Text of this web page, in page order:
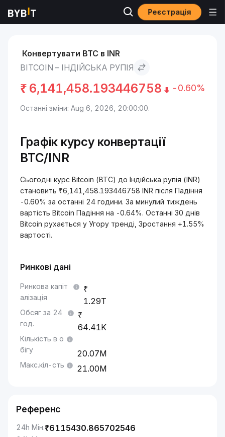
Реєстрація
Ринки Bitcoin to Індійська рупія
Конвертувати BTC в INR
BITCOIN – ІНДІЙСЬКА РУПІЯ
₹ 6,141,458.193446758 -0.60%
Останні зміни: Aug 6, 2026, 20:00:00.
Графік курсу конвертації
BTC/INR
Сьогодні курс Bitcoin (BTC) до Індійська рупія (INR)
становить ₹6,141,458.193446758 INR після Падіння
-0.60% за останні 24 години. За минулий тиждень
вартість Bitcoin Падіння на -0.64%. Останні 30 днів
Bitcoin рухається у Угору тренді, Зростання +1.55%
вартості.
Ринкові дані
Ринкова капіт
алізація
1.29T
Обсяг за 24
год.
64.41K
Кількість в о
бігу
20.07M
Макс.кіл-сть 21.00M
Референс
24h Мін.₹6115430.865702546